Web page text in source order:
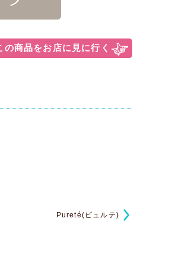
の商品をお店に見に行く
Pureté(ピュルテ)